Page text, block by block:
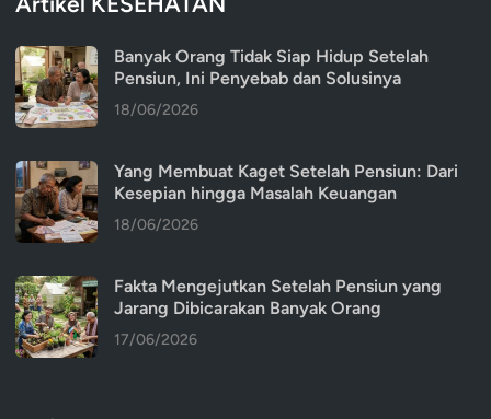
Banyak Orang Tidak Siap Hidup Setelah
Pensiun, Ini Penyebab dan Solusinya
18/06/2026
Yang Membuat Kaget Setelah Pensiun: Dari
Kesepian hingga Masalah Keuangan
18/06/2026
Fakta Mengejutkan Setelah Pensiun yang
Jarang Dibicarakan Banyak Orang
17/06/2026